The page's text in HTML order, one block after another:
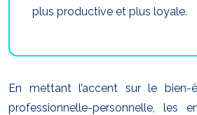
plus productive et plus loyale.
En mettant l’accent sur le bien-
professionnelle-personnelle, les